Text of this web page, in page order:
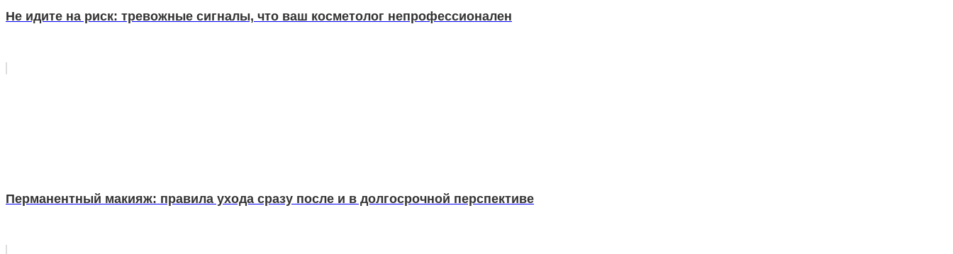
Не идите на риск: тревожные сигналы, что ваш косметолог непрофессионален
Перманентный макияж: правила ухода сразу после и в долгосрочной перспективе